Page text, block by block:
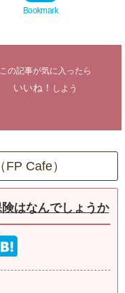
Bookmark
この記事が気に入ったら
いいね！ しよう
Cafe）
はなんでしょうか